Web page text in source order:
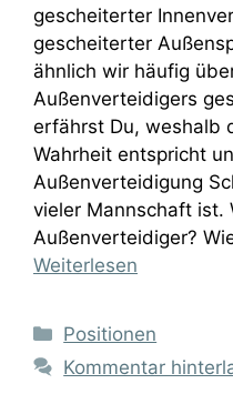
gescheiterter
gescheiterter
ähnlich wir häufig
Außenverteidigers
erfährst Du, weshalb
Wahrheit entspricht
Außenverteidigung
vieler Mannschaft ist.
Außenverteidiger?
Weiterlesen
Kategorien
Positionen
Kommentar